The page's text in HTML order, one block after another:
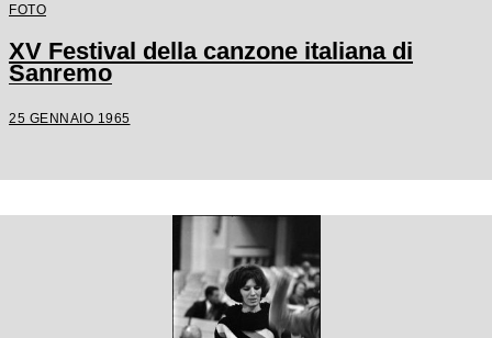
FOTO
XV Festival della canzone italiana di
Sanremo
25 GENNAIO 1965